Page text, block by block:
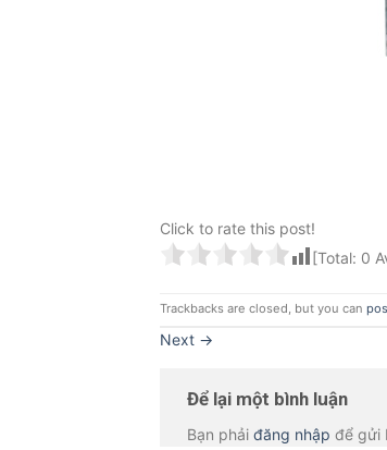
Click to rate this post!
[Total: 0
Trackbacks are closed, but you can
Next →
Để lại một bình luận
Bạn phải đăng nhập để gửi